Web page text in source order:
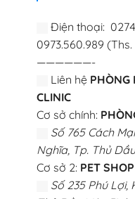
Điện thoại:
0973.560.989
——————-
Liên hệ PHÒNG
CLINIC
Cơ sở chính:
Số 765 Cách
Nghĩa, Tp. Thủ
Cơ sở 2: PET
Số 235 Phú Lợi,